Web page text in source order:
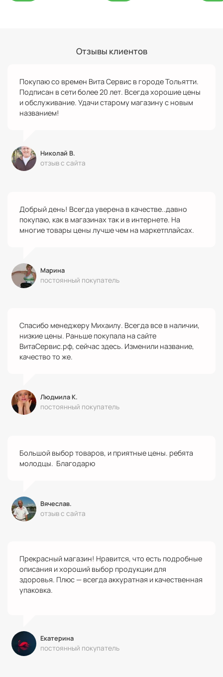
Отзывы клиентов
Покупаю со времен Вита Сервис в городе Тольятти.
Подписан в сети более 20 лет. Всегда хорошие цены
и обслуживание. Удачи старому магазину с новым
названием!
Николай В.
отзыв с сайта
Добрый день! Всегда уверена в качестве..давно
покупаю, как в магазинах так и в интернете. На
многие товары цены лучше чем на маркетплайсах.
Марина
постоянный покупатель
Спасибо менеджеру Михаилу. Всегда все в наличии,
низкие цены. Раньше покупала на сайте
ВитаСервис.рф, сейчас здесь. Изменили название,
качество то же.
Людмила К.
постоянный покупатель
Большой выбор товаров, и приятные цены. ребята
молодцы. Благодарю
Вячеслав.
отзыв с сайта
Прекрасный магазин! Нравится, что есть подробные
описания и хороший выбор продукции для
здоровья. Плюс — всегда аккуратная и качественная
упаковка.
Екатерина
постоянный покупатель